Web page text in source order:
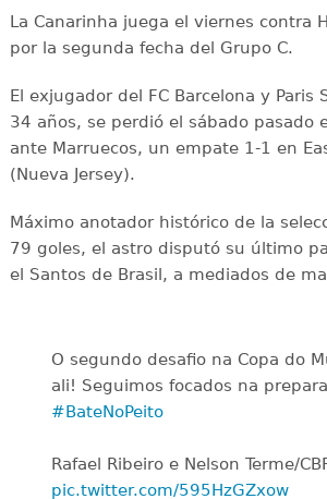
La Canarinha juega el viernes contra
por la segunda fecha del Grupo C.
El exjugador del FC Barcelona y Paris
34 años, se perdió el sábado pasado
ante Marruecos, un empate 1-1 en
(Nueva Jersey).
Máximo anotador histórico de la
79 goles, el astro disputó su último
el Santos de Brasil, a mediados de
O segundo desafio na Copa do
ali! Seguimos focados na
#BateNoPeito
Rafael Ribeiro e Nelson Terme/
pic.twitter.com/595HzGZxow